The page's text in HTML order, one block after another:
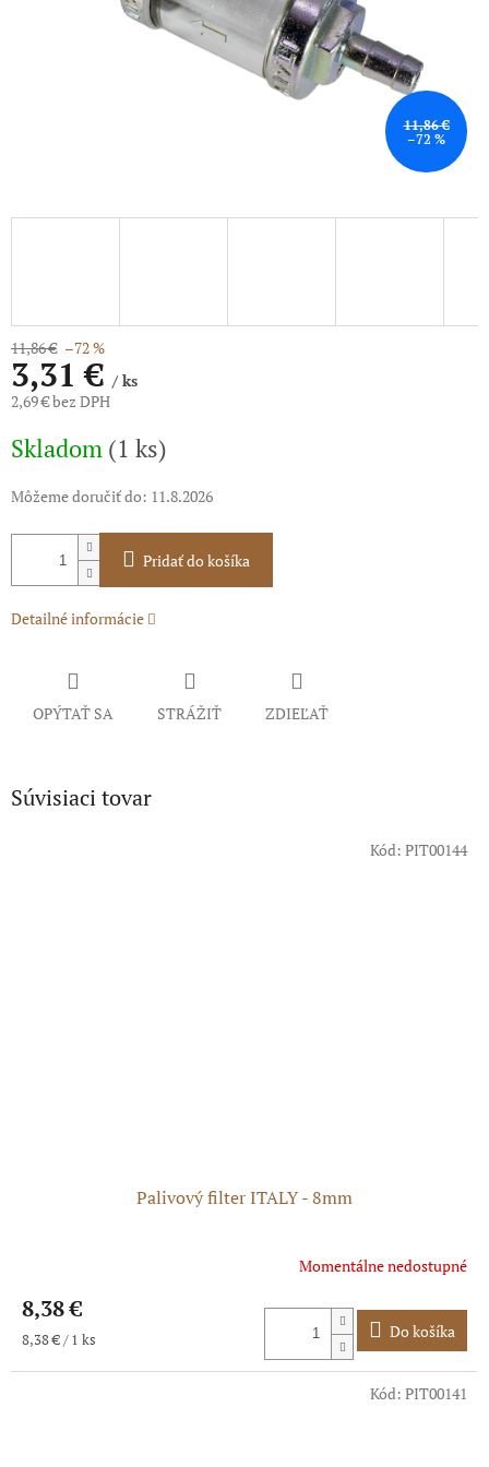
11,86 €
–72 %
11,86 € –72 %
3,31 €/ ks
2,69 € bez DPH
cena:
Skladom (1 ks)
Môžeme doručiť do: 11.8.2026
Pridať do košíka
Detailné informácie
OPÝTAŤ SA STRÁŽIŤ ZDIEĽAŤ
Súvisiaci tovar
Palivový filter ITALY - 8mm
Momentálne nedostupné
8,38 €
Jednotková
8,38 € / 1 ks Do košíka
Kód: PIT00144
Kód: PIT00141